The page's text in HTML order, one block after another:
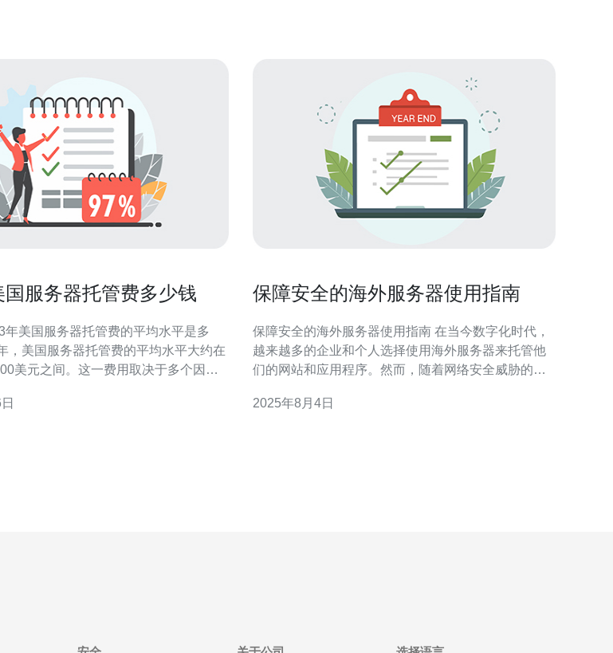
国服务器托管费多少钱
年美国服务器托管费的平均水平是多
美元之间。这一费用取决于多个因
，虚拟专用服务器（VPS）的费用相
保障安全的海外服务器使用指南
保障安全的海外服务器使用指南 在当今数字化时代，
越来越多的企业和个人选择使用海外服务器来托管他
们的网站和应用程序。然而，随着网络安全威胁的增
您提供一份全面的使用指南，帮助您有效保护数据和
2025年8月4日